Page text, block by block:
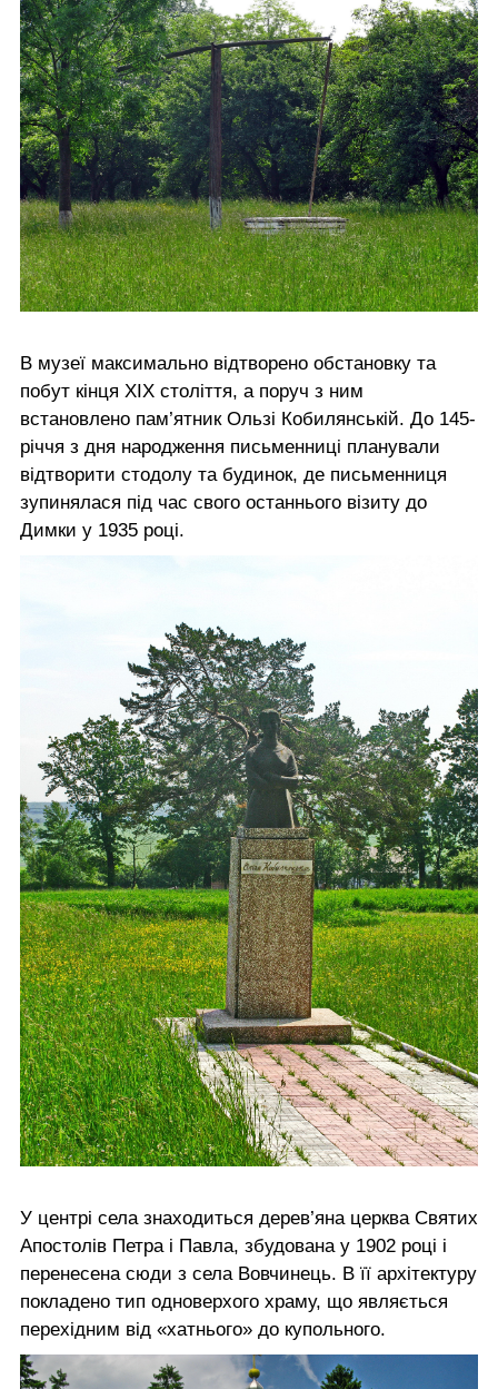
В музеї максимально відтворено обстановку та
побут кінця ХІХ століття, а поруч з ним
встановлено пам’ятник Ользі Кобилянській. До 145-
річчя з дня народження письменниці планували
відтворити стодолу та будинок, де письменниця
зупинялася під час свого останнього візиту до
Димки у 1935 році.
У центрі села знаходиться дерев’яна церква Святих
Апостолів Петра і Павла, збудована у 1902 році і
перенесена сюди з села Вовчинець. В її архітектуру
покладено тип одноверхого храму, що являється
перехідним від «хатнього» до купольного.